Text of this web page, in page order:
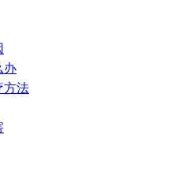
办
方法